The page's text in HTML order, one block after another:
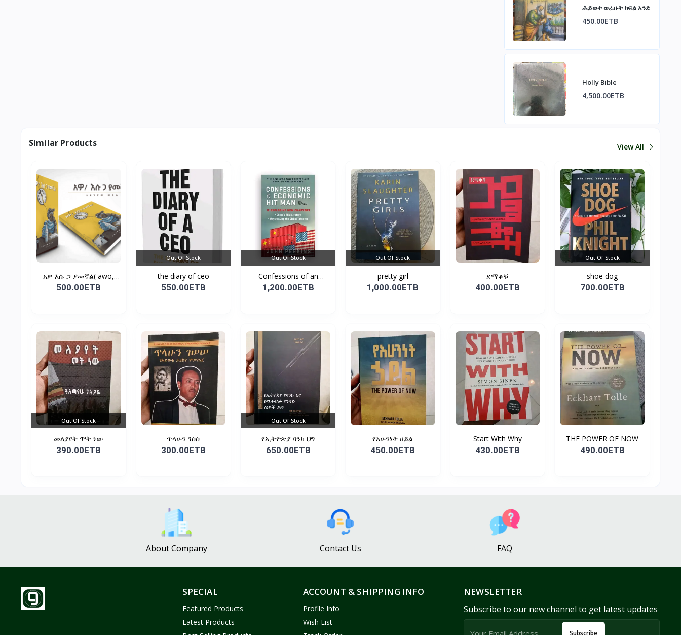
ሕይወተ ወራዙት ክፍል አንድ
450.00ETB
Holly Bible
4,500.00ETB
Similar Products View All
አዎ እሱ ጋ ያመኛል( awo,
esu...
500.00ETB
Out Of Stock
the diary of ceo
550.00ETB
Out Of Stock
Confessions of an
Econo...
1,200.00ETB
Out Of Stock
pretty girl
1,000.00ETB
ደማቆቹ
400.00ETB
Out Of Stock
shoe dog
700.00ETB
Out Of Stock
መለያየት ሞት ነው
390.00ETB
ጥላሁን ገሰሰ
300.00ETB
Out Of Stock
የኢትዮጵያ ባንክ ህግ
650.00ETB
የአሁንነት ሀይል
450.00ETB
Start With Why
430.00ETB
THE POWER OF NOW
490.00ETB
About Company Contact Us FAQ
SPECIAL
Featured Products
Latest Products
ACCOUNT & SHIPPING INFO
Profile Info
Wish List
NEWSLETTER
Subscribe to our new channel to get latest updates
Subscribe